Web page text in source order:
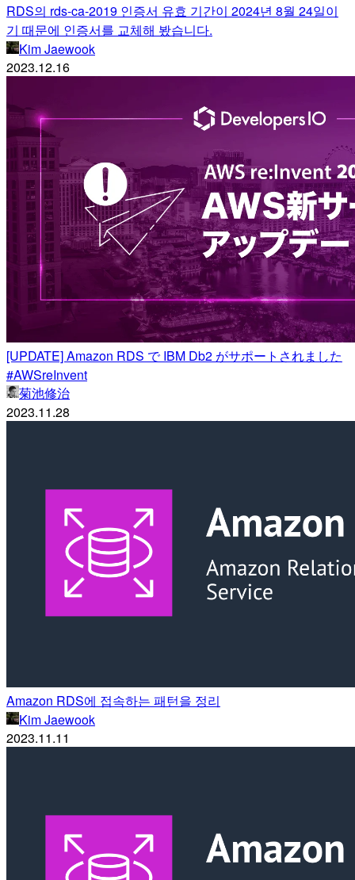
RDS의 rds-ca-2019 인증서 유효 기간이 2024년 8월 24일이
기 때문에 인증서를 교체해 봤습니다.
Kim Jaewook
2023.12.16
[UPDATE] Amazon RDS で IBM Db2 がサポートされました
#AWSreInvent
菊池修治
2023.11.28
Amazon RDS에 접속하는 패턴을 정리
Kim Jaewook
2023.11.11